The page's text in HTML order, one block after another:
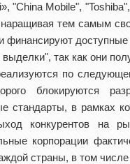
"China Mobile",
тем самым
финансируют
выделки", так как они
по
блокируются
стандарты, в рамках
конкурентов на
корпорации
страны, в том